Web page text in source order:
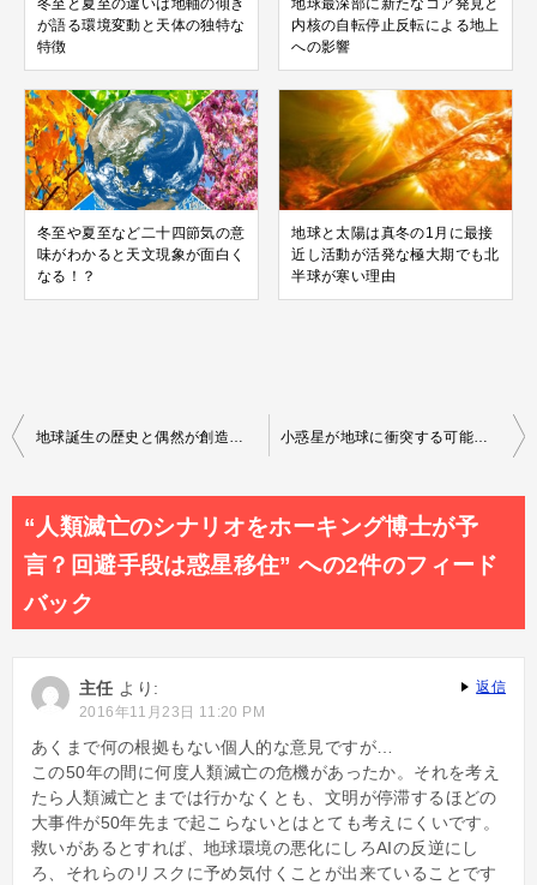
冬至と夏至の違いは地軸の傾き
が語る環境変動と天体の独特な
特徴
地球最深部に新たなコア発見と
内核の自転停止反転による地上
への影響
冬至や夏至など二十四節気の意
味がわかると天文現象が面白く
なる！？
地球と太陽は真冬の1月に最接
近し活動が活発な極大期でも北
半球が寒い理由
投
ビ
ー
ョ
ン
地球誕生の歴史と偶然が創造した生命に溢れる奇跡の環境の謎とは 小惑星が地球に衝突する可能性は？小天体落下と惑星ニビルの関係
“人類滅亡のシナリオをホーキング博士が予
言？回避手段は惑星移住” への2件のフィード
バック
主任 より:
2016年11月23日 11:20 PM
あくまで何の根拠もない個人的な意見ですが…
この50年の間に何度人類滅亡の危機があったか。それを考え
たら人類滅亡とまでは行かなくとも、文明が停滞するほどの
大事件が50年先まで起こらないとはとても考えにくいです。
救いがあるとすれば、地球環境の悪化にしろAIの反逆にし
ろ、それらのリスクに予め気付くことが出来ていることです
返信